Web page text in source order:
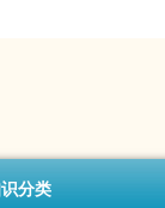
分类